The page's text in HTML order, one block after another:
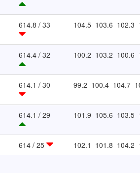
614.8 / 33 104.5 103.6 102.3
614.4 / 32 100.2 103.2 100.6
614.1 / 30 99.2 100.4 104.7
614.1 / 29 101.9 105.6 103.5
614 / 25 102.1 101.8 104.2